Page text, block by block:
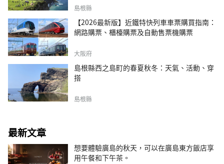
島根縣
【2026最新版】近鐵特快列車車票購買指南：
網路購票、櫃檯購票及自動售票機購票
大阪府
島根縣西之島町的春夏秋冬：天氣、活動、穿
搭
島根縣
最新文章
想要體驗廣島的秋天，可以在廣島東方飯店享
用午餐和下午茶。